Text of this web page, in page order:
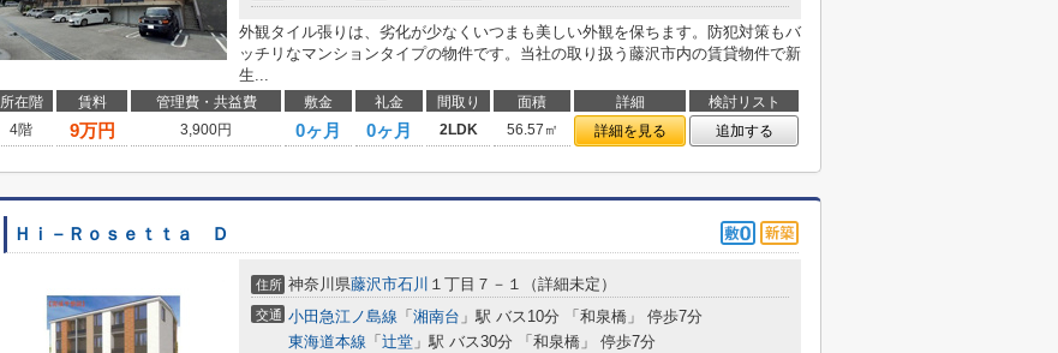
外観タイル張りは、劣化が少なくいつまも美しい外観を保ちます。防犯対策もバ
ッチリなマンションタイプの物件です。当社の取り扱う藤沢市内の賃貸物件で新
生...
所在階 賃料 管理費・共益費 敷金 礼金 間取り 面積 詳細
検討リスト
4階
9万円 3,900円 0ヶ月 0ヶ月 2LDK 56.57㎡ 詳細を見る 追加する
Ｈｉ－Ｒｏｓｅｔｔａ Ｄ
住所 神奈川県藤沢市石川 １丁目７－１（詳細未定）
交通 小田急江ノ島線 「 湘南台 」駅 バス10分 「和泉橋」 停歩7分
東海道本線 「 辻堂 」駅 バス30分 「和泉橋」 停歩7分